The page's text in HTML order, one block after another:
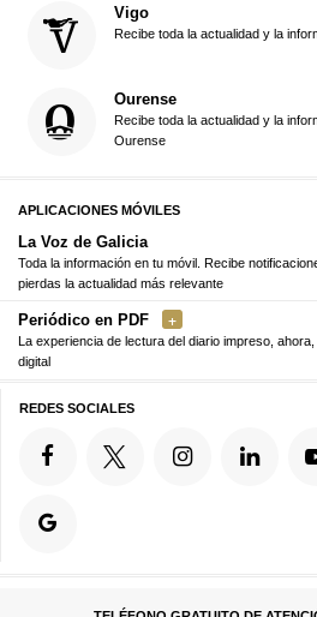
Vigo
Recibe toda la actualidad y la
Ourense
Recibe toda la actualidad y la
Ourense
APLICACIONES MÓVILES
La Voz de Galicia
Toda la información en tu móvil. Recibe
pierdas la actualidad más relevante
Periódico en PDF
La experiencia de lectura del diario impreso,
digital
REDES SOCIALES